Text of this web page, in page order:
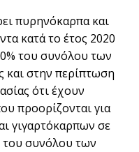
πυρηνόκαρπα και
κατά το έτος 2020
του συνόλου των
στην περίπτωση
ότι έχουν
προορίζονται για
γιγαρτόκαρπων σε
του συνόλου των